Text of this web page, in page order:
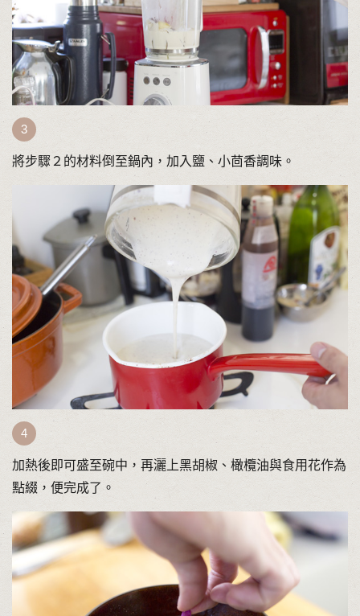
將步驟２的材料倒至鍋內，加入鹽、小茴香調味。
加熱後即可盛至碗中，再灑上黑胡椒、橄欖油與食用花作為
點綴，便完成了。